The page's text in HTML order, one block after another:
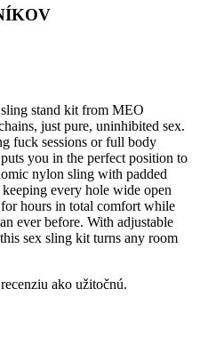
stand kit from MEO
just pure, uninhibited sex.
fuck sessions or full body
you in the perfect position to
nylon sling with padded
every hole wide open
hours in total comfort while
ever before. With adjustable
sex sling kit turns any room
ako užitočnú.